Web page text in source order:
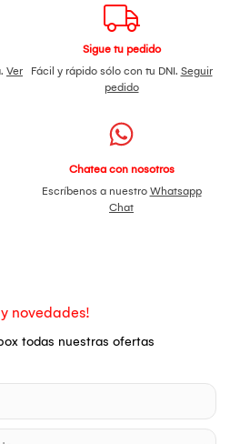
Ver
Sigue tu pedido
Fácil y rápido sólo con tu DNI. Seguir
pedido
Chatea con nosotros
Escríbenos a nuestro Whatsapp
Chat
novedades!
todas nuestras ofertas